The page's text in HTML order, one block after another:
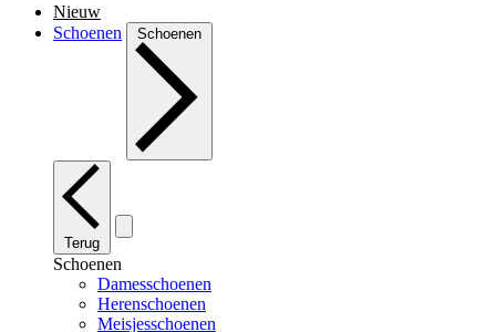
Nieuw
Schoenen
Schoenen
Terug
Schoenen
Damesschoenen
Herenschoenen
Meisjesschoenen